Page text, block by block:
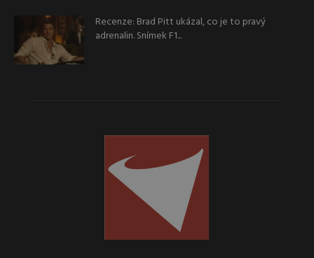
Recenze: Brad Pitt ukázal, co je to pravý
adrenalin. Snímek F1...